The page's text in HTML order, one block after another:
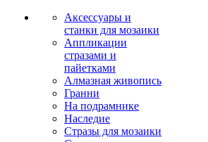
Аксессуары и
станки для мозаики
Аппликации
стразами и
пайетками
Алмазная живопись
Гранни
На подрамнике
Наследие
Стразы для мозаики